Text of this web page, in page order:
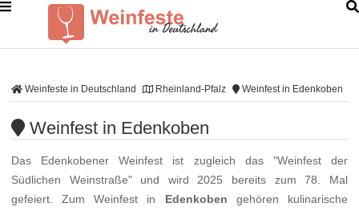
Weinfeste in Deutschland Rheinland-Pfalz Weinfest in Edenkoben
Weinfest in Edenkoben
Das Edenkobener Weinfest ist zugleich das "Weinfest der
Südlichen Weinstraße" und wird 2025 bereits zum 78. Mal
gefeiert. Zum Weinfest in Edenkoben gehören kulinarische